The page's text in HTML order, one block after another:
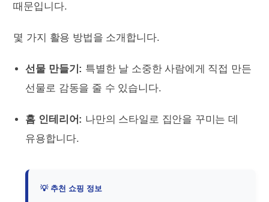
때문입니다.
몇 가지 활용 방법을 소개합니다.
선물 만들기: 특별한 날 소중한 사람에게 직접 만든
선물로 감동을 줄 수 있습니다.
홈 인테리어: 나만의 스타일로 집안을 꾸미는 데
유용합니다.